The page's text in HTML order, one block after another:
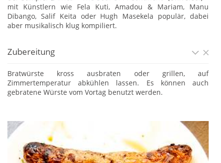
mit Künstlern wie Fela Kuti, Amadou & Mariam, Manu
Dibango, Salif Keita oder Hugh Masekela populär, dabei
aber musikalisch klug kompiliert.
Zubereitung
Bratwürste kross ausbraten oder grillen, auf
Zimmertemperatur abkühlen lassen. Es können auch
gebratene Würste vom Vortag benutzt werden.